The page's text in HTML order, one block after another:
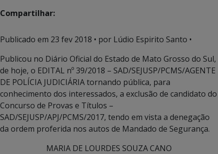
Compartilhar:
Publicado em 23 fev 2018 • por Lúdio Espirito Santo •
Publicou no Diário Oficial do Estado de Mato Grosso do Sul,
de hoje, o EDITAL nº 39/2018 – SAD/SEJUSP/PCMS/AGENTE
DE POLÍCIA JUDICIÁRIA tornando pública, para
conhecimento dos interessados, a exclusão de candidato do
Concurso de Provas e Títulos –
SAD/SEJUSP/APJ/PCMS/2017, tendo em vista a denegação
da ordem proferida nos autos de Mandado de Segurança.
MARIA DE LOURDES SOUZA CANO